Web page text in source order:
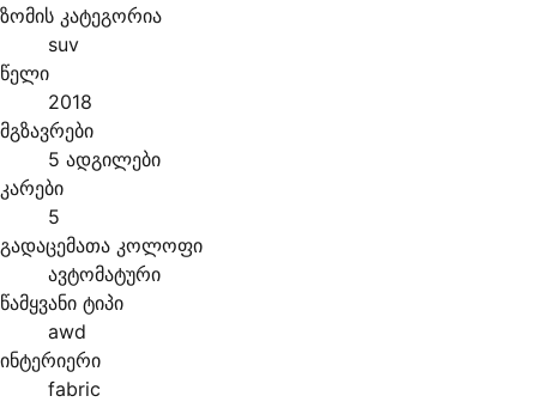
ზომის კატეგორია
suv
წელი
2018
მგზავრები
5 ადგილები
კარები
5
გადაცემათა კოლოფი
ავტომატური
წამყვანი ტიპი
awd
ინტერიერი
fabric